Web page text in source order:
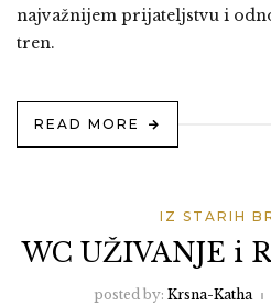
najvažnijem prijateljstvu i
tren.
READ MORE
IZ STARIH
WC UŽIVANJE i
posted by: Krsna-Katha